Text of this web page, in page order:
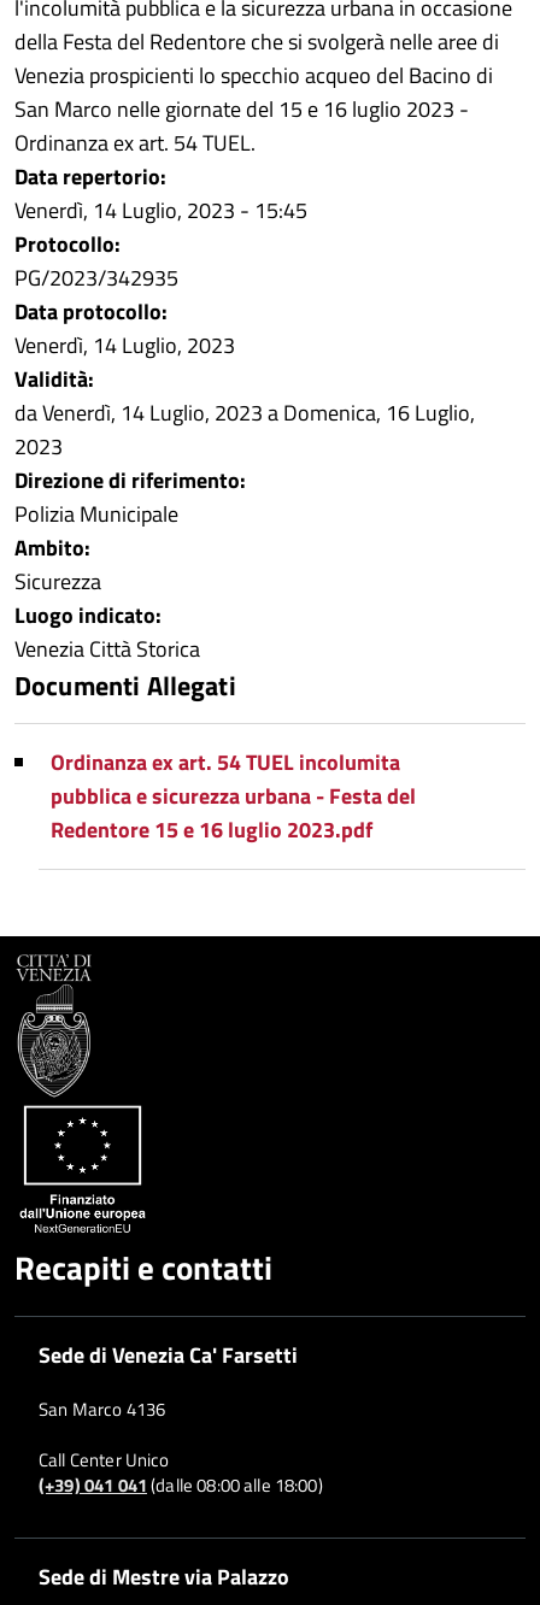
l'incolumità pubblica e la sicurezza urbana in occasione
della Festa del Redentore che si svolgerà nelle aree di
Venezia prospicienti lo specchio acqueo del Bacino di
San Marco nelle giornate del 15 e 16 luglio 2023 -
Ordinanza ex art. 54 TUEL.
Data repertorio:
Venerdì, 14 Luglio, 2023 - 15:45
Protocollo:
PG/2023/342935
Data protocollo:
Venerdì, 14 Luglio, 2023
Validità:
daVenerdì, 14 Luglio, 2023aDomenica, 16 Luglio,
2023
Direzione di riferimento:
Polizia Municipale
Ambito:
Sicurezza
Luogo indicato:
Venezia Città Storica
Documenti Allegati
Ordinanza ex art. 54 TUEL incolumita
pubblica e sicurezza urbana - Festa del
Redentore 15 e 16 luglio 2023.pdf
Recapiti e contatti
Sede di Venezia Ca' Farsetti
San Marco 4136
Call Center Unico
(+39) 041 041(dalle 08:00 alle 18:00)
Sede di Mestre via Palazzo